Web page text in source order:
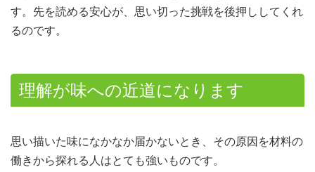
す。先を読める安心が、思い切った挑戦を後押ししてくれ
るのです。
理解が味への近道になります
思い描いた味になかなか届かないとき、その原因を材料の
働きから探れる人はとても強いものです。